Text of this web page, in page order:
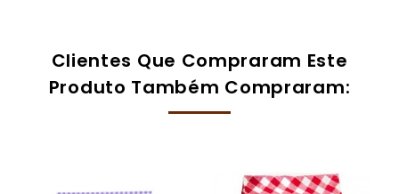
Clientes Que Compraram Este
Produto Também Compraram: